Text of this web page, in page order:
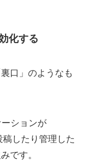
化する
口」のようなも
ションが
したり管理した
です。